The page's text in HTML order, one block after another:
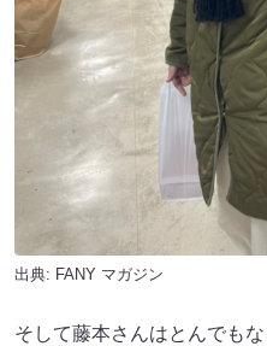
出典: FANY マガジン
そして藤本さんはとんでも